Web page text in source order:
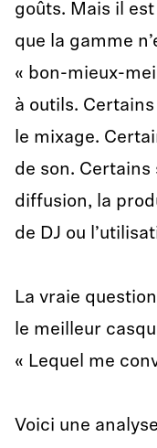
goûts. Mais il
que la gamme
« bon-mieux-
à outils.
le mixage.
de son.
diffusion, la
de DJ ou
La vraie
le meilleur
« Lequel me
Voici une